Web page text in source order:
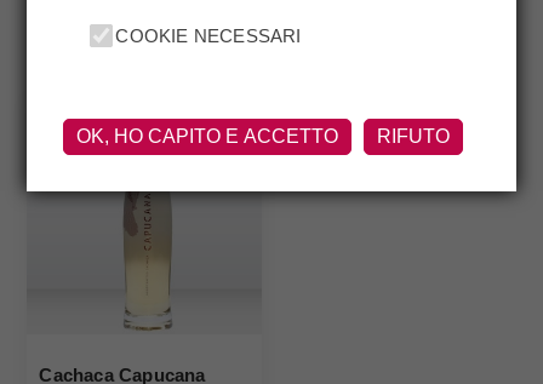
Cachaca Capucana
COOKIE NECESSARI
OK, HO CAPITO E ACCETTO RIFUTO